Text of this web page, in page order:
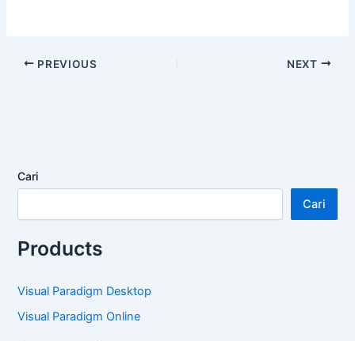
PREVIOUS NEXT
Cari
Cari
Products
Visual Paradigm Desktop
Visual Paradigm Online